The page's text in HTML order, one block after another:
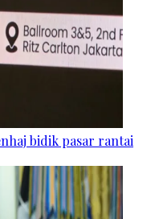
bidik pasar rantai